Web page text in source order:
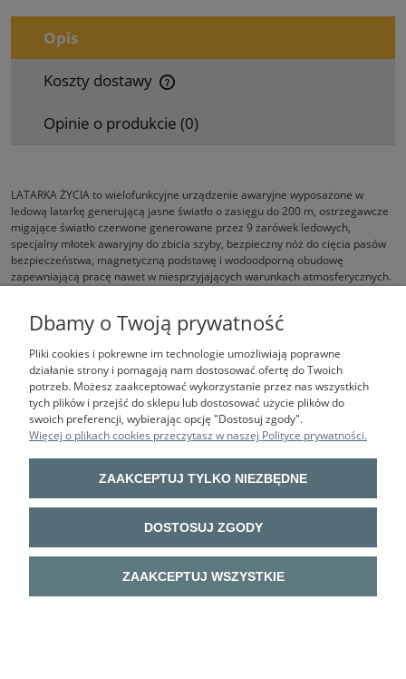
Opis
Koszty dostawy
Cena nie zawiera ewentualnych kosztów płatności
Opinie o produkcie (0)
LATARKA ŻYCIA to wielofunkcyjne urządzenie awaryjne wyposażone w
ledową latarkę generującą jasne światło o zasięgu do 200 m, ostrzegawcze
migające światło czerwone generowane przez 9 żarówek ledowych,
specjalny młotek awaryjny do zbicia szyby, bezpieczny nóż do cięcia pasów
bezpieczeństwa, magnetyczną podstawę i wodoodporną obudowę
zapewniającą pracę nawet w niesprzyjających warunkach atmosferycznych.
biuro@bhpvota.pl, tel.: 22 632 52 14 | NIP: 113-029-62-64 | REGON:
011793414
bhpvota.pl nie jest tożsama z ofertą sklepu stacjonarnego BHP VOTA w
Warszawie.
różnic w prowadzeniu sprzedaży tradycyjnej i sprzedaży online.
Aby mieć gwarancję ceny internetowej proszę złożyć zamówienie w e-
Dbamy o Twoją prywatność
Pliki cookies i pokrewne im technologie umożliwiają poprawne
działanie strony i pomagają nam dostosować ofertę do Twoich
potrzeb. Możesz zaakceptować wykorzystanie przez nas wszystkich
tych plików i przejść do sklepu lub dostosować użycie plików do
swoich preferencji, wybierając opcję "Dostosuj zgody".
Więcej o plikach cookies przeczytasz w naszej Polityce prywatności.
ZAAKCEPTUJ TYLKO NIEZBĘDNE
DOSTOSUJ ZGODY
ZAAKCEPTUJ WSZYSTKIE